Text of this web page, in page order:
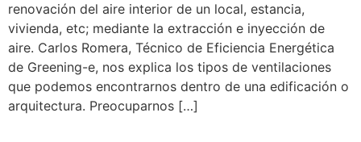
renovación del aire interior de un local, estancia,
vivienda, etc; mediante la extracción e inyección de
aire. Carlos Romera, Técnico de Eficiencia Energética
de Greening-e, nos explica los tipos de ventilaciones
que podemos encontrarnos dentro de una edificación o
arquitectura. Preocuparnos […]